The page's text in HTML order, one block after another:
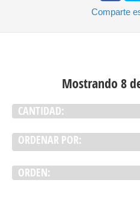
Comparte
Mostrando 8
CANTIDAD:
ORDENAR POR:
ORDEN: